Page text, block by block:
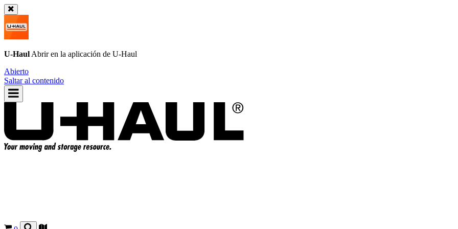
U-Haul Abrir en la aplicación de U-Haul
Abierto
Saltar al contenido